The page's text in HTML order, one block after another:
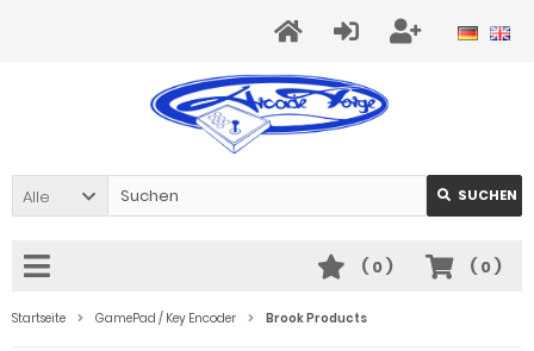
Alle SUCHEN
( 0)
( 0)
Startseite GamePad / Key Encoder Brook Products